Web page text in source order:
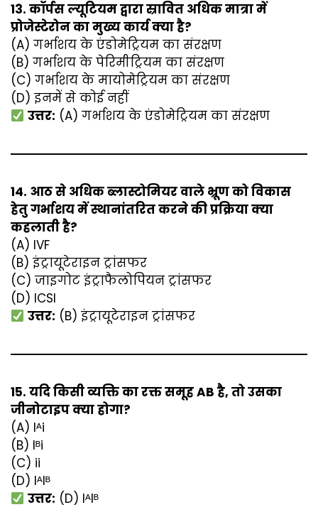
13. कॉर्पस ल्यूटियम द्वारा स्रावित अधिक मात्रा में
प्रोजेस्टेरोन का मुख्य कार्य क्या है?
(A) गर्भाशय के एंडोमेट्रियम का संरक्षण
(B) गर्भाशय के पेरिमीट्रियम का संरक्षण
(C) गर्भाशय के मायोमेट्रियम का संरक्षण
(D) इनमें से कोई नहीं
उत्तर: (A) गर्भाशय के एंडोमेट्रियम का संरक्षण
14. आठ से अधिक ब्लास्टोमियर वाले भ्रूण को विकास
हेतु गर्भाशय में स्थानांतरित करने की प्रक्रिया क्या
कहलाती है?
(A) IVF
(B) इंट्रायूटेराइन ट्रांसफर
(C) जाइगोट इंट्राफैलोपियन ट्रांसफर
(D) ICSI
उत्तर: (B) इंट्रायूटेराइन ट्रांसफर
15. यदि किसी व्यक्ति का रक्त समूह AB है, तो उसका
जीनोटाइप क्या होगा?
(A) Iᴬi
(B) Iᴮi
(C) ii
(D) IᴬIᴮ
उत्तर: (D) IᴬIᴮ